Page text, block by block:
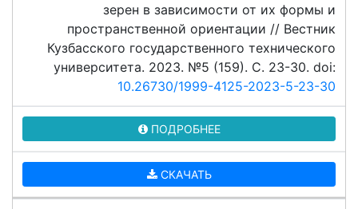
зерен в зависимости от их формы и
пространственной ориентации // Вестник
Кузбасского государственного технического
университета. 2023. №5 (159). C. 23-30. doi:
10.26730/1999-4125-2023-5-23-30
ПОДРОБНЕЕ
СКАЧАТЬ